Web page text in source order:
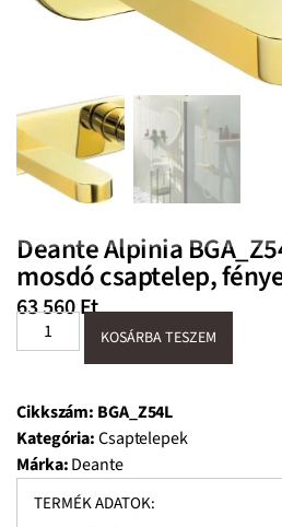
Deante Alpinia
mosdó csaptelep,
63 560Ft
KOSÁRBA TESZEM
Cikkszám: BGA_Z54L
Kategória:Csaptelepek
Márka:Deante
TERMÉK ADATOK: